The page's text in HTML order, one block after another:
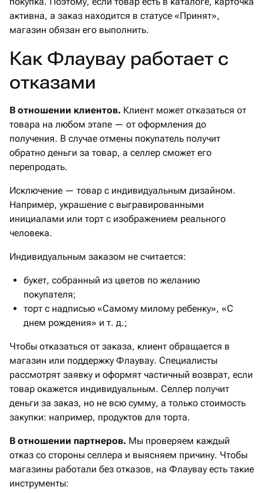
активна, а заказ находится в статусе «Принят»,
магазин обязан его выполнить.
Как Флаувау работает с
отказами
В отношении клиентов. Клиент может отказаться от
товара на любом этапе — от оформления до
получения. В случае отмены покупатель получит
обратно деньги за товар, а селлер сможет его
перепродать.
Исключение — товар с индивидуальным дизайном.
Например, украшение с выгравированными
инициалами или торт с изображением реального
человека.
Индивидуальным заказом не считается:
букет, собранный из цветов по желанию
покупателя;
торт с надписью «Самому милому ребенку», «С
днем рождения» и т. д.;
Чтобы отказаться от заказа, клиент обращается в
магазин или поддержку Флаувау. Специалисты
рассмотрят заявку и оформят частичный возврат, если
товар окажется индивидуальным. Селлер получит
деньги за заказ, но не всю сумму, а только стоимость
закупки: например, продуктов для торта.
В отношении партнеров. Мы проверяем каждый
отказ со стороны селлера и выясняем причину. Чтобы
магазины работали без отказов, на Флаувау есть такие
инструменты: